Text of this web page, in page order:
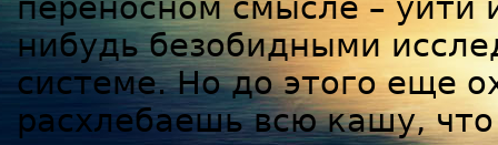
переносном смысле – уйти
нибудь безобидными
системе. Но до этого еще
расхлебаешь всю кашу,